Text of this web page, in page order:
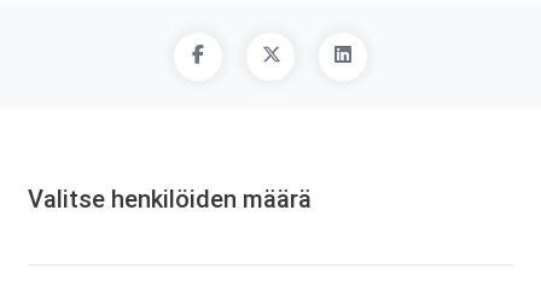
Valitse henkilöiden määrä